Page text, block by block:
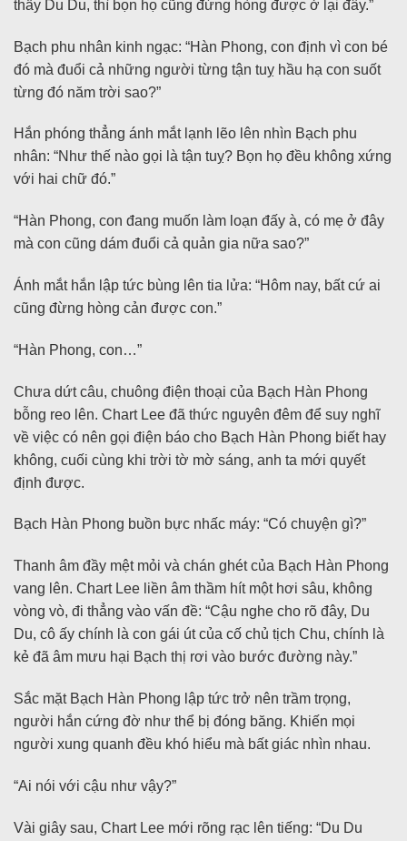
thấy Du Du, thì bọn họ cũng đừng hòng được ở lại đây.”
Bạch phu nhân kinh ngạc: “Hàn Phong, con định vì con bé
đó mà đuổi cả những người từng tận tuỵ hầu hạ con suốt
từng đó năm trời sao?”
Hắn phóng thẳng ánh mắt lạnh lẽo lên nhìn Bạch phu
nhân: “Như thế nào gọi là tận tuỵ? Bọn họ đều không xứng
với hai chữ đó.”
“Hàn Phong, con đang muốn làm loạn đấy à, có mẹ ở đây
mà con cũng dám đuổi cả quản gia nữa sao?”
Ánh mắt hắn lập tức bùng lên tia lửa: “Hôm nay, bất cứ ai
cũng đừng hòng cản được con.”
“Hàn Phong, con…”
Chưa dứt câu, chuông điện thoại của Bạch Hàn Phong
bỗng reo lên. Chart Lee đã thức nguyên đêm để suy nghĩ
về việc có nên gọi điện báo cho Bạch Hàn Phong biết hay
không, cuối cùng khi trời tờ mờ sáng, anh ta mới quyết
định được.
Bạch Hàn Phong buồn bực nhấc máy: “Có chuyện gì?”
Thanh âm đầy mệt mỏi và chán ghét của Bạch Hàn Phong
vang lên. Chart Lee liền âm thầm hít một hơi sâu, không
vòng vò, đi thẳng vào vấn đề: “Cậu nghe cho rõ đây, Du
Du, cô ấy chính là con gái út của cố chủ tịch Chu, chính là
kẻ đã âm mưu hại Bạch thị rơi vào bước đường này.”
Sắc mặt Bạch Hàn Phong lập tức trở nên trầm trọng,
người hắn cứng đờ như thể bị đóng băng. Khiến mọi
người xung quanh đều khó hiểu mà bất giác nhìn nhau.
“Ai nói với cậu như vậy?”
Vài giây sau, Chart Lee mới rõng rạc lên tiếng: “Du Du